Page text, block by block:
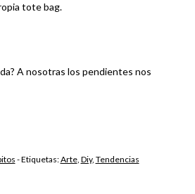
tote bag.
A nosotras los pendientes nos
- Etiquetas:Arte, Diy, Tendencias